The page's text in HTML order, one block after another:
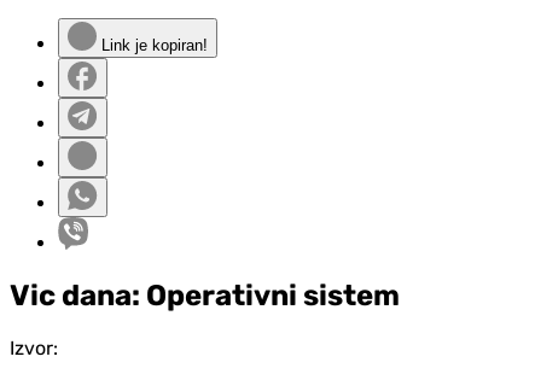
Link je kopiran!
Vic dana: Operativni sistem
Izvor: